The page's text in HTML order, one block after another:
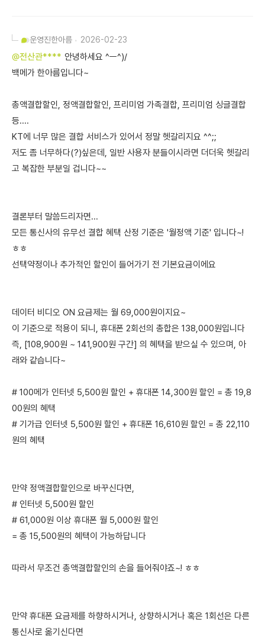
운영진한아름 2026-02-23
@전산관**** 안녕하세요 ^ㅡ^)/
백메가 한아름입니다~
총액결합할인, 정액결합할인, 프리미엄 가족결합, 프리미엄 싱글결합
등....
KT에 너무 많은 결합 서비스가 있어서 정말 헷갈리지요 ^^;;
저도 좀 너무하다(?)싶은데, 일반 사용자 분들이시라면 더더욱 헷갈리
고 복잡한 부분일 겁니다~~
결론부터 말씀드리자면...
모든 통신사의 유무선 결합 혜택 산정 기준은 '월정액 기준' 입니다~!
ㅎㅎ
선택약정이나 추가적인 할인이 들어가기 전 기본요금이에요
데이터 비디오 ON 요금제는 월 69,000원이지요~
이 기준으로 적용이 되니, 휴대폰 2회선의 총합은 138,000원입니다
즉, [108,900원 ~ 141,900원 구간] 의 혜택을 받으실 수 있으며, 아
래와 같습니다~
# 100메가 인터넷 5,500원 할인 + 휴대폰 14,300원 할인 = 총 19,8
00원의 혜택
# 기가급 인터넷 5,500원 할인 + 휴대폰 16,610원 할인 = 총 22,110
원의 혜택
만약 정액결합할인으로 바꾸신다면,
# 인터넷 5,500원 할인
# 61,000원 이상 휴대폰 월 5,000원 할인
= 총 15,500원의 혜택이 가능하답니다
따라서 무조건 총액결합할인의 손을 들어줘야죠~! ㅎㅎ
만약 휴대폰 요금제를 하향하시거나, 상향하시거나 혹은 1회선은 다른
통신사로 옮기신다면